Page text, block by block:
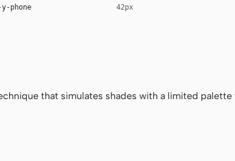
phone 42px
that simulates shades with a limited